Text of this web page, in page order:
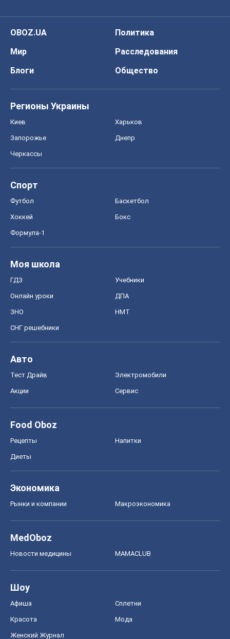
OBOZ.UA
Политика
Мир
Расследования
Блоги
Общество
Регионы Украины
Киев Харьков
Запорожье Днепр
Черкассы
Спорт
Футбол Баскетбол
Хоккей Бокс
Формула-1
Моя школа
ГДЗ Учебники
Онлайн уроки ДПА
ЗНО НМТ
СНГ решебники
Авто
Тест Драйв Электромобили
Акции Сервис
Food Oboz
Рецепты Напитки
Диеты
Экономика
Рынки и компании Mакроэкономика
MedOboz
Новости медицины MAMACLUB
Шоу
Афиша Сплетни
Красота Мода
Женский Журнал